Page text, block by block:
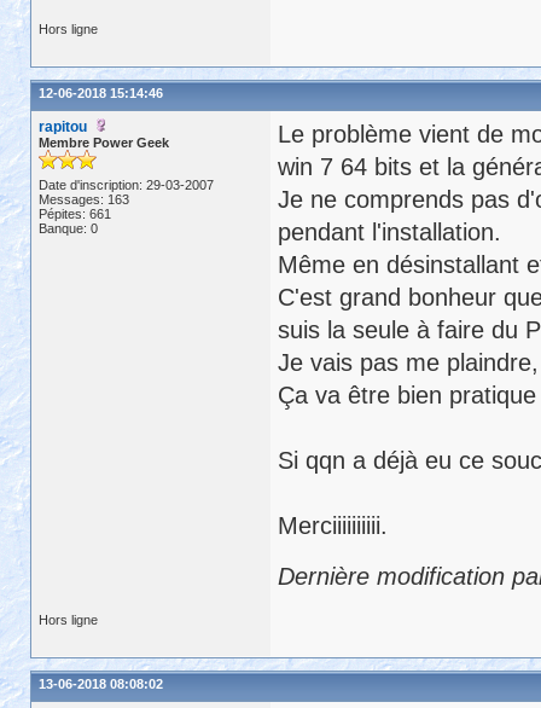
Hors ligne
12-06-2018 15:14:46
rapitou
Membre Power Geek
Date d'inscription: 29-03-2007
Messages: 163
Pépites: 661
Banque: 0
Le problème vient de
win 7 64 bits et la
Je ne comprends pas
pendant l'installation.
Même en désinstallant
C'est grand bonheur
suis la seule à faire du
Je vais pas me
Ça va être bien
Si qqn a déjà eu ce
Merciiiiiiiiii.
Dernière modification
Hors ligne
13-06-2018 08:08:02